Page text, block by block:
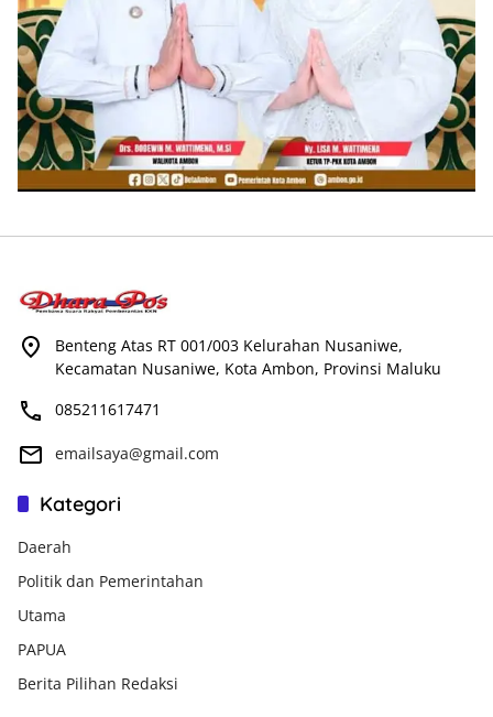
Benteng Atas RT 001/003 Kelurahan Nusaniwe,
Kecamatan Nusaniwe, Kota Ambon, Provinsi Maluku
085211617471
emailsaya@gmail.com
Kategori
Daerah
Politik dan Pemerintahan
Utama
PAPUA
Berita Pilihan Redaksi